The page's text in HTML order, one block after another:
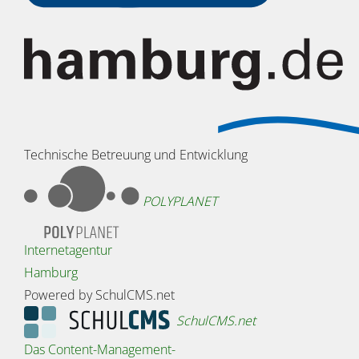
Technische Betreuung und Entwicklung
POLYPLANET
Internetagentur
Hamburg
Powered by SchulCMS.net
SchulCMS.net
Das Content-Management-